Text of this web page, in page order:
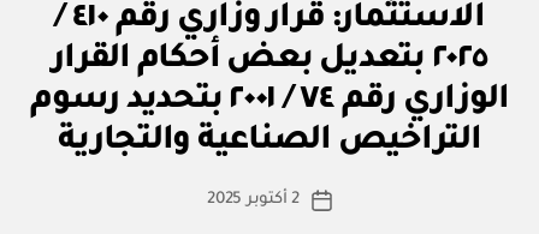
الاستثمار: قرار وزاري رقم ٤١٠ /
٢٠٢٥ بتعديل بعض أحكام القرار
الوزاري رقم ٧٤ / ٢٠٠١ بتحديد رسوم
التراخيص الصناعية والتجارية
كاتب
بو
ا
س
ة
تاريخ
2 أكتوبر 2025